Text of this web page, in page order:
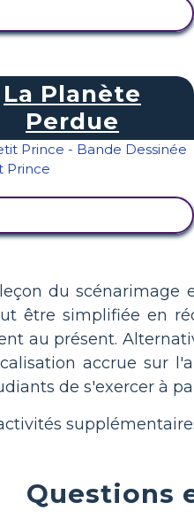
La Planète
Perdue
du scénarimage
être simplifiée en
au présent.
accrue sur
de s'exercer à
Questions